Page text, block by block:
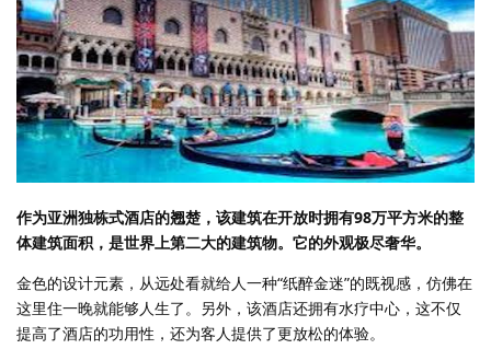
作为亚洲独栋式酒店的翘楚，该建筑在开放时拥有98万平方米的整
体建筑面积，是世界上第二大的建筑物。它的外观极尽奢华。
金色的设计元素，从远处看就给人一种“纸醉金迷”的既视感，仿佛在
这里住一晚就能够人生了。另外，该酒店还拥有水疗中心，这不仅
提高了酒店的功用性，还为客人提供了更放松的体验。